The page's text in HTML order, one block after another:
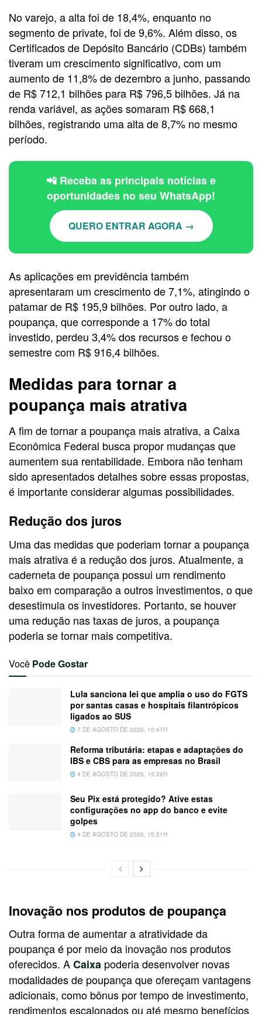
No varejo, a alta foi de 18,4%, enquanto no
segmento de private, foi de 9,6%. Além disso, os
Certificados de Depósito Bancário (CDBs) também
tiveram um crescimento significativo, com um
aumento de 11,8% de dezembro a junho, passando
de R$ 712,1 bilhões para R$ 796,5 bilhões. Já na
renda variável, as ações somaram R$ 668,1
bilhões, registrando uma alta de 8,7% no mesmo
período.
📲 Receba as principais notícias e
oportunidades no seu WhatsApp!
QUERO ENTRAR AGORA →
As aplicações em previdência também
apresentaram um crescimento de 7,1%, atingindo o
patamar de R$ 195,9 bilhões. Por outro lado, a
poupança, que corresponde a 17% do total
investido, perdeu 3,4% dos recursos e fechou o
semestre com R$ 916,4 bilhões.
Medidas para tornar a
poupança mais atrativa
A fim de tornar a poupança mais atrativa, a Caixa
Econômica Federal busca propor mudanças que
aumentem sua rentabilidade. Embora não tenham
sido apresentados detalhes sobre essas propostas,
é importante considerar algumas possibilidades.
Redução dos juros
Uma das medidas que poderiam tornar a poupança
mais atrativa é a redução dos juros. Atualmente, a
caderneta de poupança possui um rendimento
baixo em comparação a outros investimentos, o que
desestimula os investidores. Portanto, se houver
uma redução nas taxas de juros, a poupança
poderia se tornar mais competitiva.
Você Pode Gostar
Lula sanciona lei que amplia o uso do FGTS
por santas casas e hospitais filantrópicos
ligados ao SUS
7 DE AGOSTO DE 2026, 10:47H
Reforma tributária: etapas e adaptações do
IBS e CBS para as empresas no Brasil
4 DE AGOSTO DE 2026, 19:26H
Seu Pix está protegido? Ative estas
configurações no app do banco e evite
golpes
4 DE AGOSTO DE 2026, 15:21H
Inovação nos produtos de poupança
Outra forma de aumentar a atratividade da
poupança é por meio da inovação nos produtos
oferecidos. ACaixa poderia desenvolver novas
modalidades de poupança que ofereçam vantagens
adicionais, como bônus por tempo de investimento,
rendimentos escalonados ou até mesmo benefícios